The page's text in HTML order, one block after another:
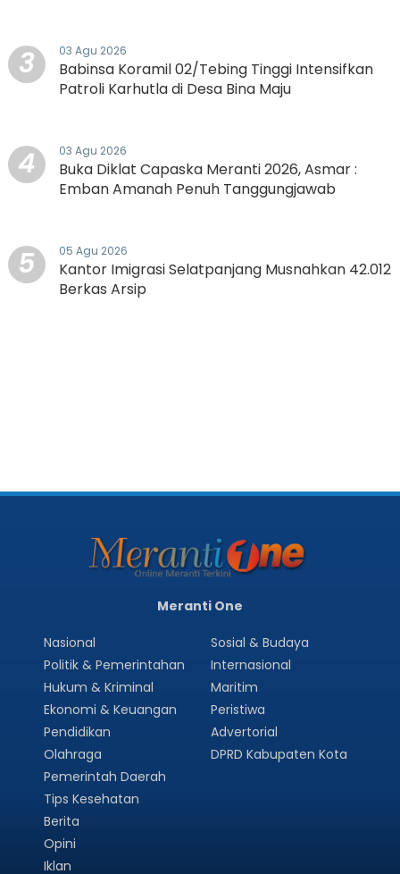
3 03 Agu 2026
Babinsa Koramil 02/Tebing Tinggi Intensifkan
Patroli Karhutla di Desa Bina Maju
4 03 Agu 2026
Buka Diklat Capaska Meranti 2026, Asmar :
Emban Amanah Penuh Tanggungjawab
5 05 Agu 2026
Kantor Imigrasi Selatpanjang Musnahkan 42.012
Berkas Arsip
Meranti One
Nasional
Politik & Pemerintahan
Hukum & Kriminal
Ekonomi & Keuangan
Pendidikan
Olahraga
Sosial & Budaya
Internasional
Maritim
Peristiwa
Advertorial
DPRD Kabupaten Kota
Pemerintah Daerah
Tips Kesehatan
Berita
Opini
Iklan